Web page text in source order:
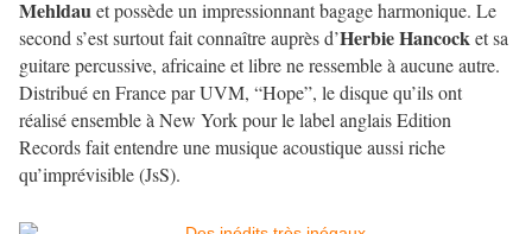
Mehldau et possède un impressionnant bagage harmonique. Le
second s’est surtout fait connaître auprès d’Herbie Hancock et sa
guitare percussive, africaine et libre ne ressemble à aucune autre.
Distribué en France par UVM, “Hope”, le disque qu’ils ont
réalisé ensemble à New York pour le label anglais Edition
Records fait entendre une musique acoustique aussi riche
qu’imprévisible (JsS).